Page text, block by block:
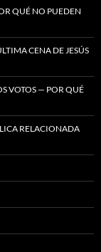
QUÉ NO PUEDEN
CENA DE JESÚS
VOTOS — POR QUÉ
RELACIONADA